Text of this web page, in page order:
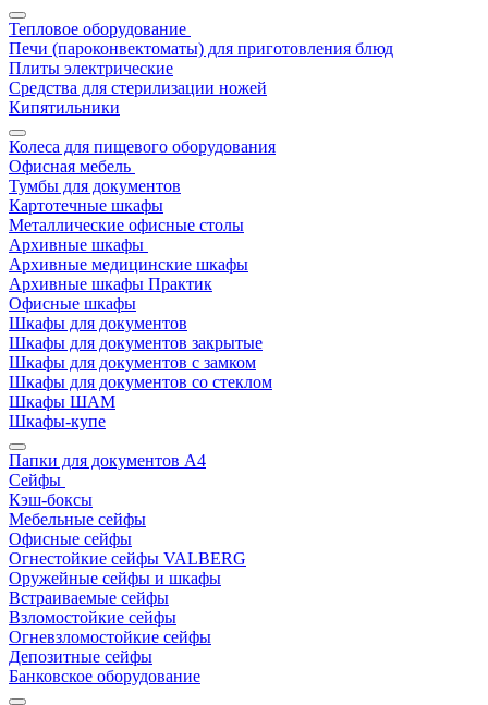
Тепловое оборудование
Печи (пароконвектоматы) для приготовления блюд
Плиты электрические
Средства для стерилизации ножей
Кипятильники
Колеса для пищевого оборудования
Офисная мебель
Тумбы для документов
Картотечные шкафы
Металлические офисные столы
Архивные шкафы
Архивные медицинские шкафы
Архивные шкафы Практик
Офисные шкафы
Шкафы для документов
Шкафы для документов закрытые
Шкафы для документов с замком
Шкафы для документов со стеклом
Шкафы ШАМ
Шкафы-купе
Папки для документов A4
Сейфы
Кэш-боксы
Мебельные сейфы
Офисные сейфы
Огнестойкие сейфы VALBERG
Оружейные сейфы и шкафы
Встраиваемые сейфы
Взломостойкие сейфы
Огневзломостойкие сейфы
Депозитные сейфы
Банковское оборудование